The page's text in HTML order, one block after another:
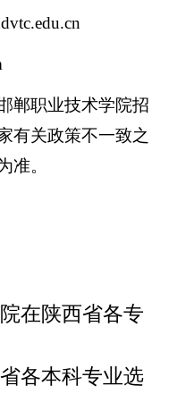
郸职业技术学院招
有关政策不一致之
准。
在陕西省各专
各本科专业选